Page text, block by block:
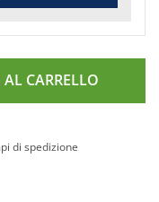
CARRELLO
di spedizione